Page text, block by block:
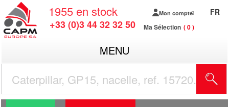
1955 en stock
+33 (0)3 44 32 32 50
Mon compte
Ma Sélection 0
FR
MENU